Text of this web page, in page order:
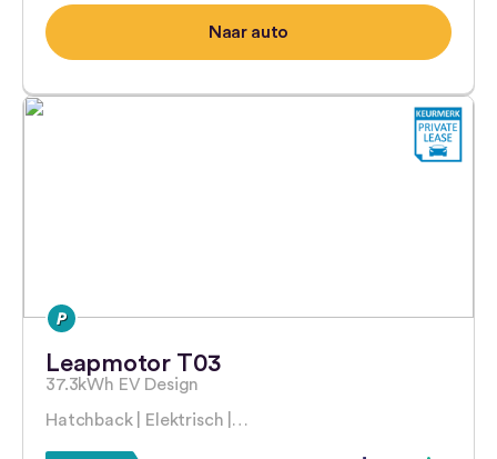
Naar auto
Leapmotor T03
37.3kWh EV Design
Hatchback | Elektrisch |…